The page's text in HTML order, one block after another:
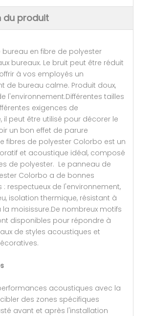
du produit
bureau en fibre de polyester
bureaux. Le bruit peut être réduit
à vos employés un
de bureau calme. Produit doux,
l'environnement.Différentes tailles
exigences de
il peut être utilisé pour décorer le
un bon effet de parure
fibres de polyester Colorbo est un
et acoustique idéal, composé
de polyester. Le panneau de
Colorbo a de bonnes
respectueux de l'environnement,
isolation thermique, résistant à
moisissure.De nombreux motifs
disponibles pour répondre à
de styles acoustiques et
acoustiques avec la
des zones spécifiques
avant et après l'installation